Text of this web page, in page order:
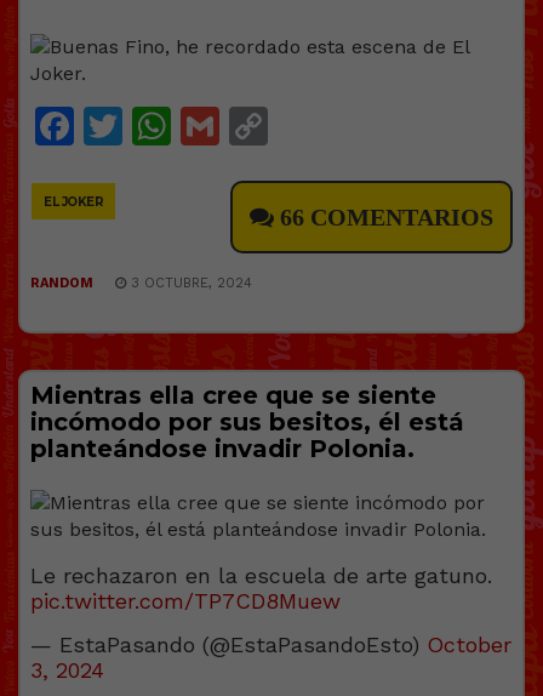
Facebook
Twitter
WhatsApp
Gmail
EL JOKER
66 COMENTARIOS
RANDOM 3 OCTUBRE, 2024
Mientras ella cree que se siente
incómodo por sus besitos, él está
planteándose invadir Polonia.
Le rechazaron en la escuela de arte gatuno.
pic.twitter.com/TP7CD8Muew
— EstaPasando (@EstaPasandoEsto) October
3, 2024